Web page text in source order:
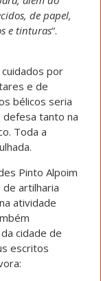
de papel,
e tinturas“.
por
e de
bélicos seria
defesa tanto na
Toda a
Pinto Alpoim
artilharia
atividade
cidade de
escritos